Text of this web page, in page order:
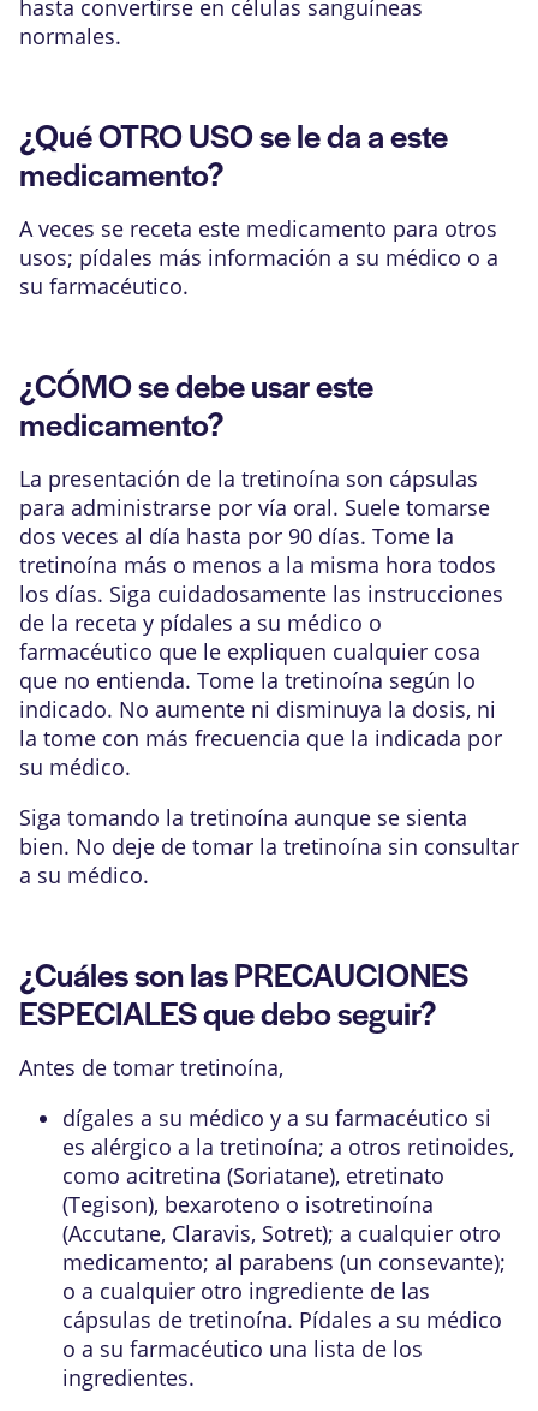
hasta convertirse en células sanguíneas
normales.
¿Qué OTRO USO se le da a este
medicamento?
A veces se receta este medicamento para otros
usos; pídales más información a su médico o a
su farmacéutico.
¿CÓMO se debe usar este
medicamento?
La presentación de la tretinoína son cápsulas
para administrarse por vía oral. Suele tomarse
dos veces al día hasta por 90 días. Tome la
tretinoína más o menos a la misma hora todos
los días. Siga cuidadosamente las instrucciones
de la receta y pídales a su médico o
farmacéutico que le expliquen cualquier cosa
que no entienda. Tome la tretinoína según lo
indicado. No aumente ni disminuya la dosis, ni
la tome con más frecuencia que la indicada por
su médico.
Siga tomando la tretinoína aunque se sienta
bien. No deje de tomar la tretinoína sin consultar
a su médico.
¿Cuáles son las PRECAUCIONES
ESPECIALES que debo seguir?
Antes de tomar tretinoína,
dígales a su médico y a su farmacéutico si
es alérgico a la tretinoína; a otros retinoides,
como acitretina (Soriatane), etretinato
(Tegison), bexaroteno o isotretinoína
(Accutane, Claravis, Sotret); a cualquier otro
medicamento; al parabens (un consevante);
o a cualquier otro ingrediente de las
cápsulas de tretinoína. Pídales a su médico
o a su farmacéutico una lista de los
ingredientes.